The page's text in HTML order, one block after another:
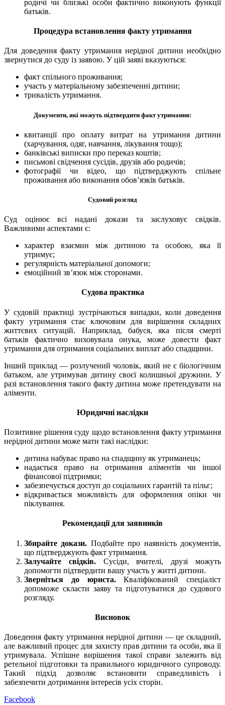
родичі чи близькі особи фактично виконують функції
батьків.
Процедура встановлення факту утримання
Для доведення факту утримання нерідної дитини необхідно
звернутися до суду із заявою. У цій заяві вказуються:
факт спільного проживання;
участь у матеріальному забезпеченні дитини;
тривалість утримання.
Документи, які можуть підтвердити факт утримання:
квитанції про оплату витрат на утримання дитини
(харчування, одяг, навчання, лікування тощо);
банківські виписки про переказ коштів;
письмові свідчення сусідів, друзів або родичів;
фотографії чи відео, що підтверджують спільне
проживання або виконання обов’язків батьків.
Судовий розгляд
Суд оцінює всі надані докази та заслуховує свідків.
Важливими аспектами є:
характер взаємин між дитиною та особою, яка її
утримує;
регулярність матеріальної допомоги;
емоційний зв’язок між сторонами.
Судова практика
У судовій практиці зустрічаються випадки, коли доведення
факту утримання стає ключовим для вирішення складних
життєвих ситуацій. Наприклад, бабуся, яка після смерті
батьків фактично виховувала онука, може довести факт
утримання для отримання соціальних виплат або спадщини.
Інший приклад — розлучений чоловік, який не є біологічним
батьком, але утримував дитину своєї колишньої дружини. У
разі встановлення такого факту дитина може претендувати на
аліменти.
Юридичні наслідки
Позитивне рішення суду щодо встановлення факту утримання
нерідної дитини може мати такі наслідки:
дитина набуває право на спадщину як утриманець;
надається право на отримання аліментів чи іншої
фінансової підтримки;
забезпечується доступ до соціальних гарантій та пільг;
відкривається можливість для оформлення опіки чи
піклування.
Рекомендації для заявників
Збирайте докази. Подбайте про наявність документів,
що підтверджують факт утримання.
Залучайте свідків.Сусіди, вчителі, друзі можуть
допомогти підтвердити вашу участь у житті дитини.
Зверніться до юриста.Кваліфікований спеціаліст
допоможе скласти заяву та підготуватися до судового
розгляду.
Висновок
Доведення факту утримання нерідної дитини — це складний,
але важливий процес для захисту прав дитини та особи, яка її
утримувала. Успішне вирішення такої справи залежить від
ретельної підготовки та правильного юридичного супроводу.
Такий підхід дозволяє встановити справедливість і
забезпечити дотримання інтересів усіх сторін.
Facebook